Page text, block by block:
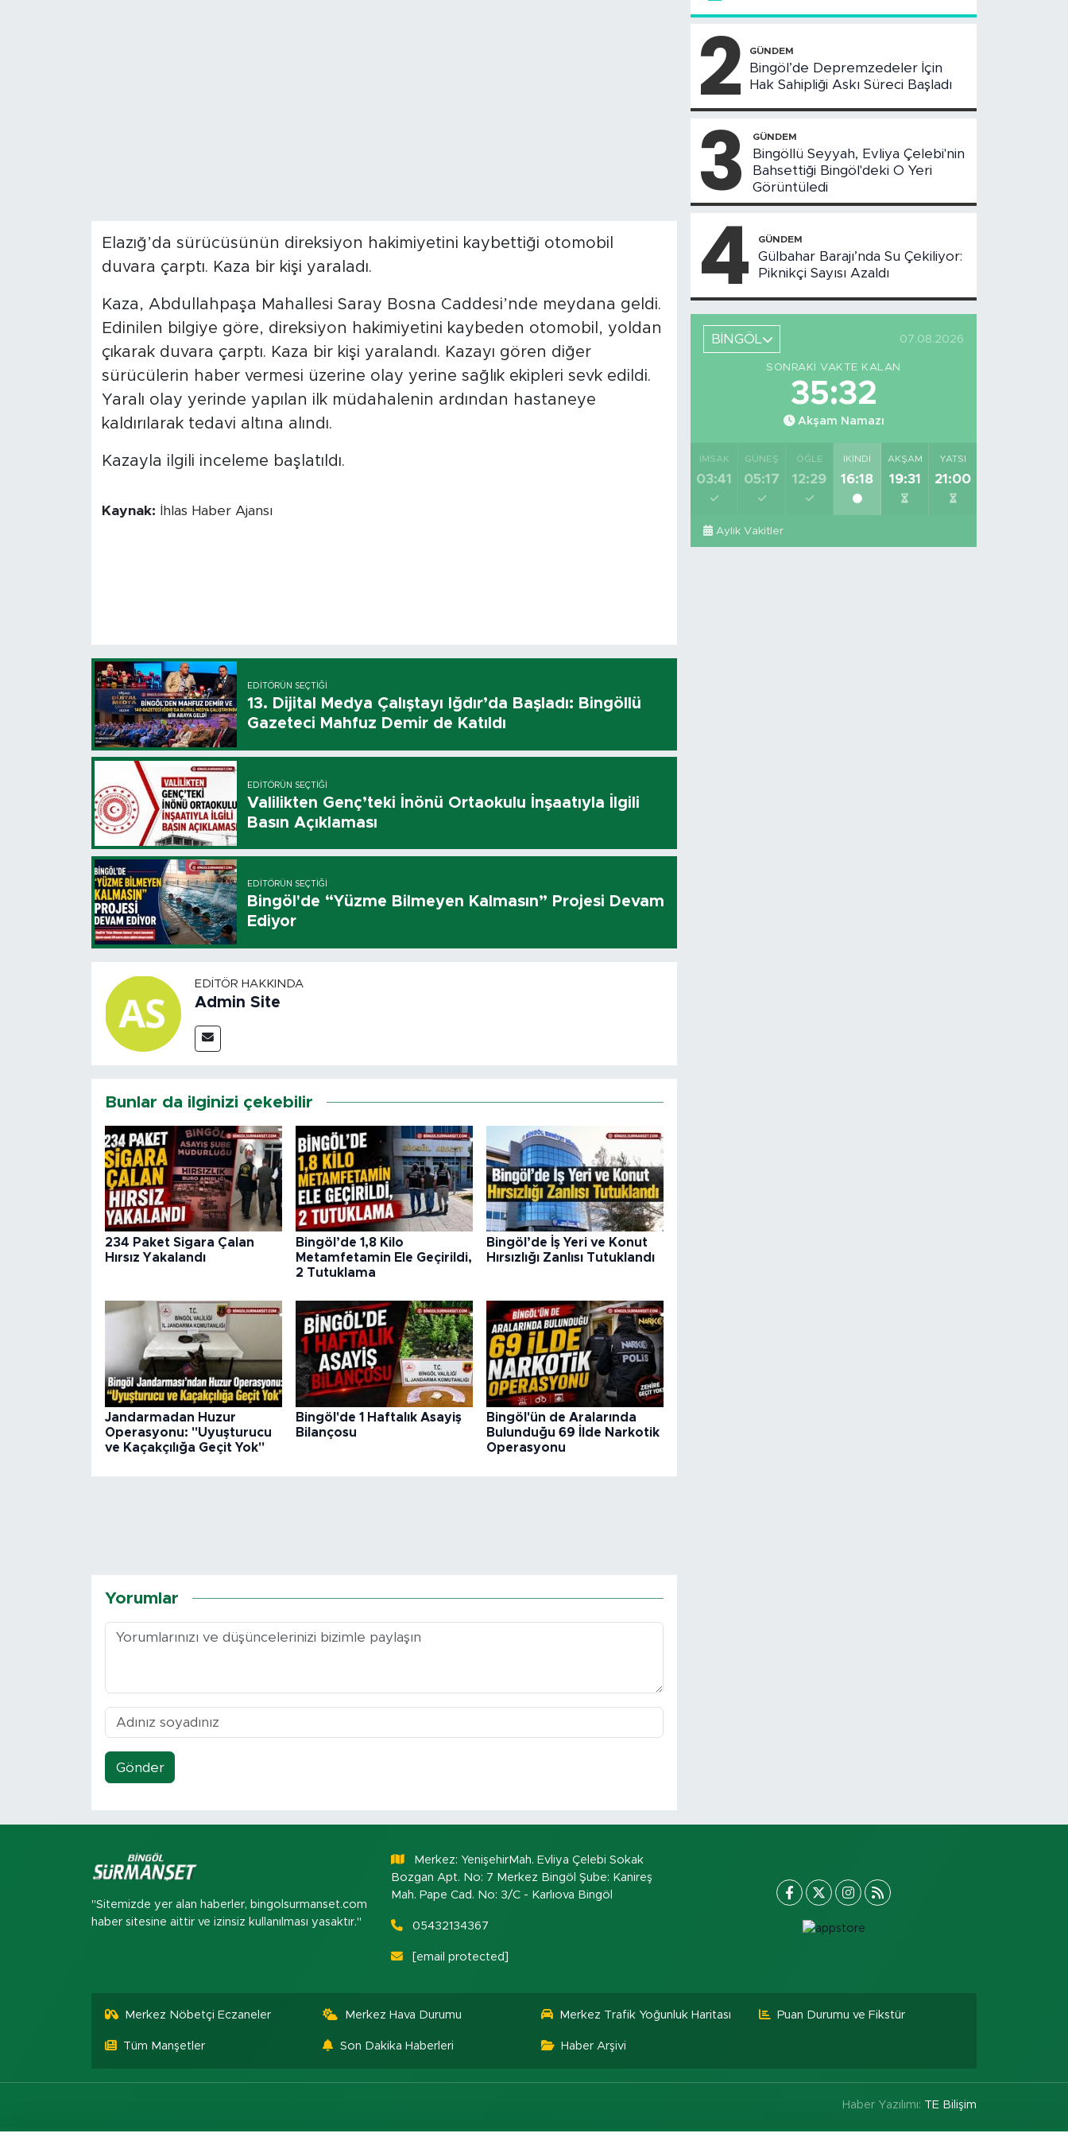
Elazığ’da sürücüsünün direksiyon hakimiyetini kaybettiği otomobil
duvara çarptı. Kaza bir kişi yaraladı.
Kaza, Abdullahpaşa Mahallesi Saray Bosna Caddesi’nde meydana geldi.
Edinilen bilgiye göre, direksiyon hakimiyetini kaybeden otomobil, yoldan
çıkarak duvara çarptı. Kaza bir kişi yaralandı. Kazayı gören diğer
sürücülerin haber vermesi üzerine olay yerine sağlık ekipleri sevk edildi.
Yaralı olay yerinde yapılan ilk müdahalenin ardından hastaneye
kaldırılarak tedavi altına alındı.
Kazayla ilgili inceleme başlatıldı.
Kaynak: İhlas Haber Ajansı
EDITÖRÜN SEÇTIĞI
13. Dijital Medya Çalıştayı Iğdır’da Başladı: Bingöllü
Gazeteci Mahfuz Demir de Katıldı
EDITÖRÜN SEÇTIĞI
Valilikten Genç’teki İnönü Ortaokulu İnşaatıyla İlgili
Basın Açıklaması
EDITÖRÜN SEÇTIĞI
Bingöl'de “Yüzme Bilmeyen Kalmasın” Projesi Devam
Ediyor
EDITÖR HAKKINDA
Admin Site
Bunlar da ilginizi çekebilir
234 Paket Sigara Çalan
Hırsız Yakalandı
Bingöl’de 1,8 Kilo
Metamfetamin Ele Geçirildi,
2 Tutuklama
Bingöl’de İş Yeri ve Konut
Hırsızlığı Zanlısı Tutuklandı
Jandarmadan Huzur
Operasyonu: "Uyuşturucu
ve Kaçakçılığa Geçit Yok"
Bingöl'de 1 Haftalık Asayiş
Bilançosu
Bingöl'ün de Aralarında
Bulunduğu 69 İlde Narkotik
Operasyonu
Yorumlar
Gönder
2 GÜNDEM
Bingöl’de Depremzedeler İçin
Hak Sahipliği Askı Süreci Başladı
3 GÜNDEM
Bingöllü Seyyah, Evliya Çelebi'nin
Bahsettiği Bingöl'deki O Yeri
Görüntüledi
4 GÜNDEM
Gülbahar Barajı’nda Su Çekiliyor:
Piknikçi Sayısı Azaldı
BİNGÖL 07.08.2026
SONRAKI VAKTE KALAN
35:32
Akşam Namazı
İMSAK
03:41
GÜNEŞ
05:17
ÖĞLE
12:29
İKINDI
16:18
AKŞAM
19:31
YATSI
21:00
Aylık Vakitler
"Sitemizde yer alan haberler, bingolsurmanset.com
haber sitesine aittir ve izinsiz kullanılması yasaktır."
Merkez: YenişehirMah. Evliya Çelebi Sokak
Bozgan Apt. No: 7 Merkez Bingöl Şube: Kanireş
Mah. Pape Cad. No: 3/C - Karlıova Bingöl
05432134367
[email protected]
Merkez Nöbetçi Eczaneler Merkez Hava Durumu Merkez Trafik Yoğunluk Haritası Puan Durumu ve Fikstür
Tüm Manşetler Son Dakika Haberleri Haber Arşivi
Haber Yazılımı: TE Bilişim
Tavz Der
Bingöl Kaza Haberleri